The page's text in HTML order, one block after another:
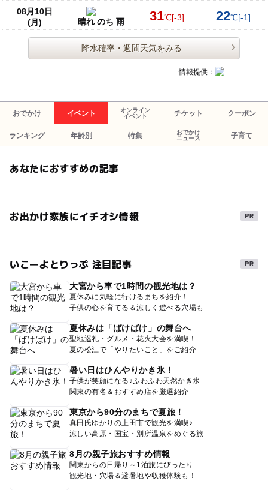
アート等を含みます）の破損においては請求させていただ
く場合もあります
・ご自宅で検温してからお越しいただき37.5℃以上の場合
や体調不良の際は無理なさらずキャンセルをお願いしま
・体調不良の際は他の参加者への配慮として来場をお控え
・会場内で決められている感染対策にはご協力をお願いし
ます
〇そのほか下記の通りとします。
どのイベント参加や相談会のご対応は固くお断りさせてい
あります
ッフにお知らせください
・過去に同様の相談サービス等を利用されたことがある方
はご参加いただけない場合がございます。
応募方法
このイベントの受付は終了しました。
予約はこちらから
08月10日
(月)
晴れ のち 雨 31℃[-3] 22℃[-1]
降水確率・週間天気をみる
情報提供：
おでかけ イベント
オンライン
イベント
チケット クーポン
ランキング 年齢別 特集
おでかけ
ニュース
子育て
あなたにおすすめの記事
お出かけ家族にイチオシ情報
いこーよとりっぷ 注目記事
大宮から車で1時間の観光地は？
夏休みに気軽に行けるまちを紹介！
子供の心を育てる＆涼しく遊べる穴場も
夏休みは「ばけばけ」の舞台へ
聖地巡礼・グルメ・花火大会を満喫！
夏の松江で「やりたいこと」をご紹介
暑い日はひんやりかき氷！
子供が笑顔になる♪ふわふわ天然かき氷
関東の有名＆おすすめ店を厳選紹介
東京から90分のまちで夏旅！
真田氏ゆかりの上田市で観光を満喫♪
涼しい高原・国宝・別所温泉をめぐる旅
8月の親子旅おすすめ情報
関東からの日帰り～1泊旅にぴったり
観光地・穴場＆避暑地や収穫体験も！